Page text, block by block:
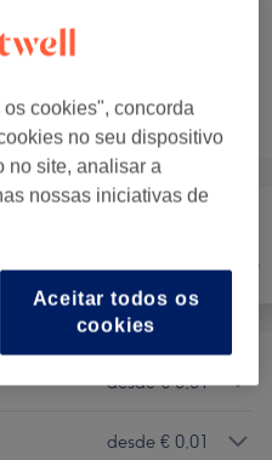
unhas
Depilação
desde € 0,01
desde € 0,01
cookies", concorda
no seu dispositivo
no site, analisar a
nossas iniciativas de
Aceitar todos os
cookies